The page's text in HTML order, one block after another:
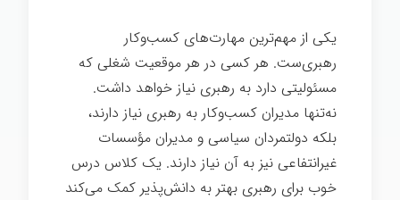
یکی از مهم‌ترین مهارت‌های کسب‌وکار
رهبری‌ست. هر کسی در هر موقعیت شغلی که
مسئولیتی دارد به رهبری نیاز خواهد داشت.
نه‌تنها مدیران کسب‌وکار به رهبری نیاز دارند،
بلکه دولتمردان سیاسی و مدیران مؤسسات
غیرانتفاعی نیز به آن نیاز دارند. یک کلاس درس
خوب برای رهبری بهتر به دانش‌پذیر کمک می‌کند